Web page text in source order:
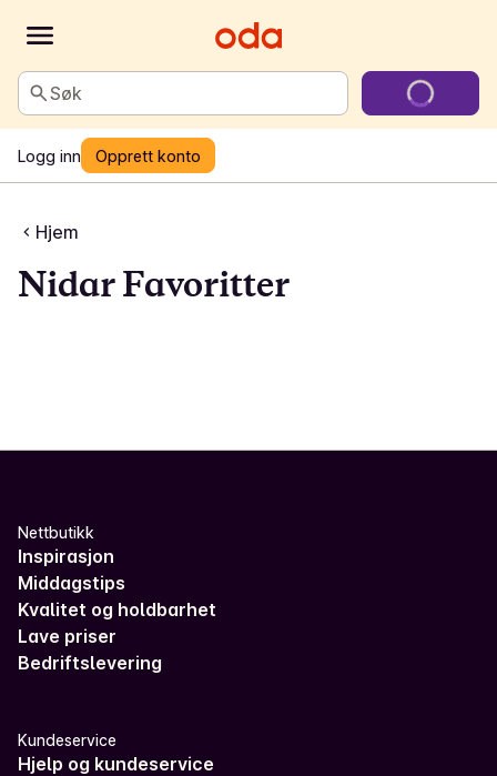
Søk
Logg inn Opprett konto
Hjem
Nidar Favoritter
Nettbutikk
Inspirasjon
Middagstips
Kvalitet og holdbarhet
Lave priser
Bedriftslevering
Kundeservice
Hjelp og kundeservice